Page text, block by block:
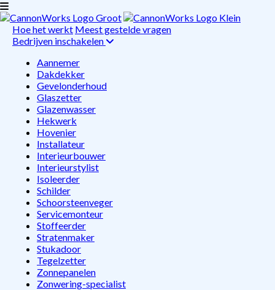
Hoe het werkt Meest gestelde vragen
Bedrijven inschakelen
Aannemer
Dakdekker
Gevelonderhoud
Glaszetter
Glazenwasser
Hekwerk
Hovenier
Installateur
Interieurbouwer
Interieurstylist
Isoleerder
Schilder
Schoorsteenveger
Servicemonteur
Stoffeerder
Stratenmaker
Stukadoor
Tegelzetter
Zonnepanelen
Zonwering-specialist